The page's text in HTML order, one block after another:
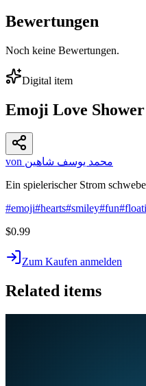
Bewertungen
Noch keine Bewertungen.
Digital item
Emoji Love Shower
von محمد يوسف شاهين
Ein spielerischer Strom
#emoji#hearts#smiley#fun#
$0.99
Zum Kaufen anmelden
Related items